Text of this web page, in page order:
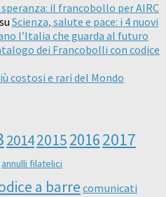
speranza: il francobollo per AIRC
su Scienza, salute e pace: i 4 nuovi
l’Italia che guarda al futuro
dei Francobolli con codice
costosi e rari del Mondo
2014201520162017
annulli filatelici
a barre comunicati